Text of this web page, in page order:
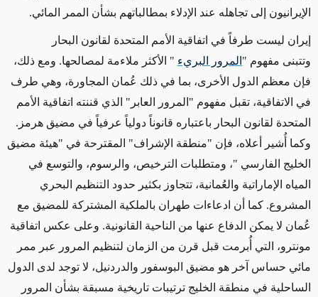
الإيرانيون إلى تجاهله عند الإدلاء بمطالباتهم بشأن الممر المائي.
إيران ليست طرفاً في اتفاقية الأمم المتحدة لقانون البحار
وتتبنى مفهوم " المرور البريء " الأكثر ملاءمة لمصالحها. ومع ذلك،
فإن معظم الدول الأخرى، بما في ذلك عُمان المجاورة، وهي طرف
في الاتفاقية، تقبل مفهوم "المرور العابر" الذي قننته اتفاقية الأمم
المتحدة لقانون البحار باعتباره قانوناً دولياً عرفياً في مضيق هرمز.
وكما أُشير أعلاه، فإن "منطقة الإشراف" المقترحة في "هيئة مضيق
الخليج الفارسي "، ومتطلبات الترخيص، والرسوم، والتوسع في
المياه الإماراتية والعُمانية، تتجاوز بكثير حدود التنظيم البحري
المشروع. كما أن ادعاءات طهران بالملكية المشتركة للمضيق مع
عُمان لا يمكن الدفاع عنها من الناحية القانونية. وعلى عكس اتفاقية
مونترو، التي أُبرمت قبل قرن من الزمان لتنظيم المرور عبر ممر
مائي حساس آخر هو مضيق البوسفور والدردنيل، لا توجد لدى الدول
الساحلية في منطقة الخليج ترتيبات تاريخية مسبقة بشأن المرور